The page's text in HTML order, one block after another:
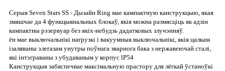
Серыя Seven Stars SS - Дызайн Ring мае кампактную канструкцыю, якая
змяшчае да 4 функцыянальных блокаў, якія можна размясціць як адзін
кампактны рэзервуар без якіх-небудзь дадатковых злучэнняў.
ён мае выключальнікі нагрузкі і вакуумныя выключальнікі, якія цалкам
ізаляваны элегазам унутры поўнага зварнога бака з нержавеючай сталі,
які інтэграваны з убудаваным у корпус lP54
Канструкцыя забяспечвае максімальную прастору для лёгкай ўстаноўкі